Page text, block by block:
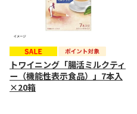
トワイニング「腸活ミルクティ
ー（機能性表示食品）」7本入
×20箱